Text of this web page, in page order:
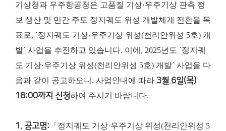
기상청과 우주항공청은 고품질 기상·우주기상 관측 정
보 생산 및 민간 주도 정지궤도 위성 개발체계 전환을 목
표로, ´정지궤도 기상·우주기상 위성(천리안위성 5호) 개
발´ 사업을 추진하고 있습니다. 이에, 2025년도 ´정지궤
도 기상·우주기상 위성(천리안위성 5호) 개발´ 사업을 다
음과 같이 공고하오니, 사업안내에 따라 3월 6일(목)
18:00까지 신청하여 주시기 바랍니다.
1. 공고명: 「정지궤도 기상·우주기상 위성(천리안위성 5